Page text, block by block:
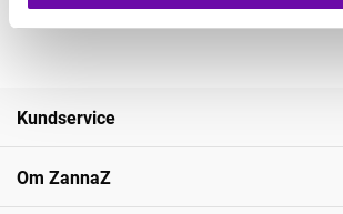
Kundservice
Om ZannaZ